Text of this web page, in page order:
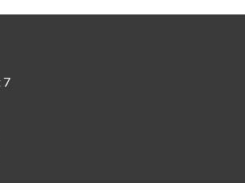
7